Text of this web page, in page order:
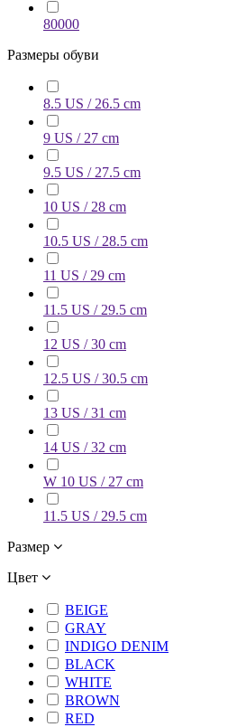
80000
Размеры обуви
8.5 US / 26.5 cm
9 US / 27 cm
9.5 US / 27.5 cm
10 US / 28 cm
10.5 US / 28.5 cm
11 US / 29 cm
11.5 US / 29.5 cm
12 US / 30 cm
12.5 US / 30.5 cm
13 US / 31 cm
14 US / 32 cm
W 10 US / 27 cm
11.5 US / 29.5 cm
Размер
Цвет
BEIGE
GRAY
INDIGO DENIM
BLACK
WHITE
BROWN
RED